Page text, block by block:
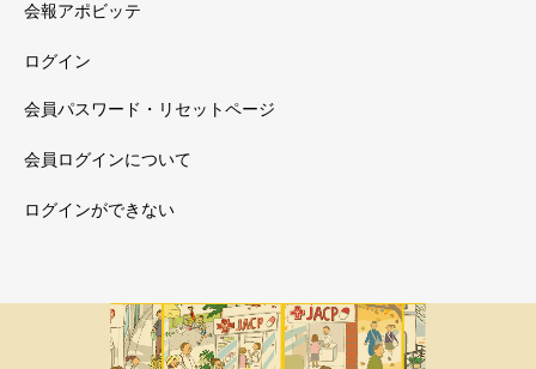
会報アポビッテ
ログイン
会員パスワード・リセットページ
会員ログインについて
ログインができない